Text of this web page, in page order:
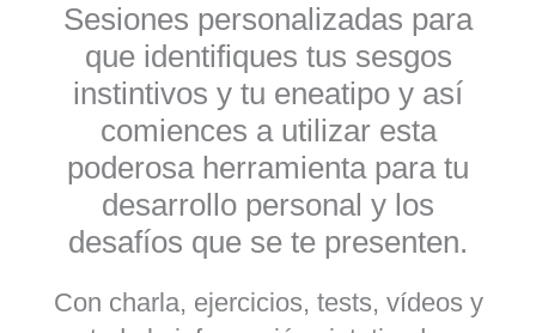
Sesiones personalizadas para
que identifiques tus sesgos
instintivos y tu eneatipo y así
comiences a utilizar esta
poderosa herramienta para tu
desarrollo personal y los
desafíos que se te presenten.
Con charla, ejercicios, tests, vídeos y